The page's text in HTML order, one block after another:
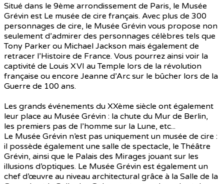
Situé dans le 9ème arrondissement de Paris, le Musée
Grévin est Le musée de cire français. Avec plus de 300
personnages de cire, le Musée Grévin vous propose non
seulement d’admirer des personnages célèbres tels que
Tony Parker ou Michael Jackson mais également de
retracer l’Histoire de France. Vous pourrez ainsi voir la
captivité de Louis XVI au Temple lors de la révolution
française ou encore Jeanne d’Arc sur le bûcher lors de la
Guerre de 100 ans.
Les grands événements du XXème siècle ont également
leur place au Musée Grévin : la chute du Mur de Berlin,
les premiers pas de l’homme sur la Lune, etc...
Le Musée Grévin n’est pas uniquement un musée de cire :
il possède également une salle de spectacle, le Théâtre
Grévin, ainsi que le Palais des Mirages jouant sur les
illusions d’optiques. Le Musée Grévin est également un
chef d’œuvre au niveau architectural grâce à la Salle de la